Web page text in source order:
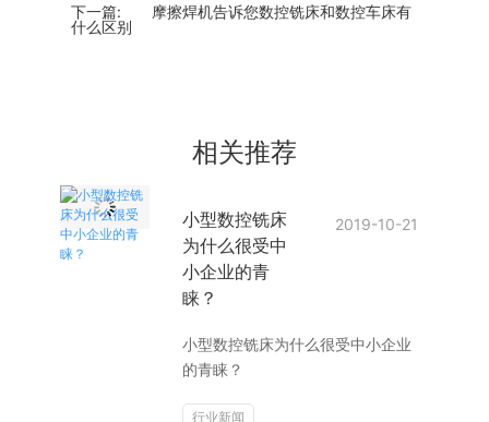
下一篇:
摩擦焊机告诉您数控铣床和数控车床有
什么区别
相关推荐
小型数控铣床
为什么很受中
小企业的青
睐？
2019-10-21
小型数控铣床为什么很受中小企业
的青睐？
行业新闻